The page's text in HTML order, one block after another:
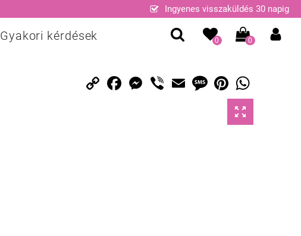
Ingyenes visszaküldés 30 napig
Gyakori kérdések 0 0
Copy
Link
FacebookMessenger
Viber Email MessagePinterest